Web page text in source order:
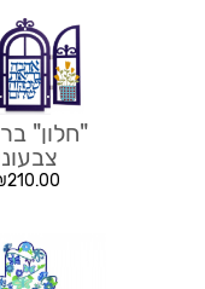
"חלון"
210.00